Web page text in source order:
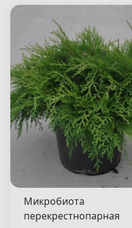
Микробиота
перекрестнопарная